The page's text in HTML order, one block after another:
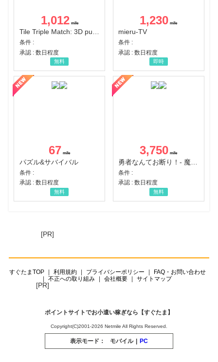
1,012
Tile Triple Match: 3D puzzle
条件 :
承認 : 数日程度
無料
1,230
mieru-TV
条件 :
承認 : 数日程度
即時
67
パズル&サバイバル
条件 :
承認 : 数日程度
無料
3,750
条件 :
承認 : 数日程度
無料
[PR]
すぐたまTOP 利用規約 プライバシーポリシー
FAQ・お問い合わせ
不正への取り組み
会社概要 サイトマップ
[PR]
ポイントサイトでお小遣い稼ぎなら【すぐたま】
Copyright(C)2001-2026 Netmile All Rights Reserved.
表示モード： モバイル | PC